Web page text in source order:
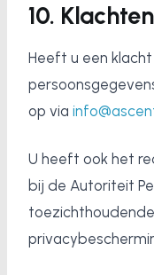
10. Klachten
Heeft u een
op via
U heeft ook het
bij de Autoriteit